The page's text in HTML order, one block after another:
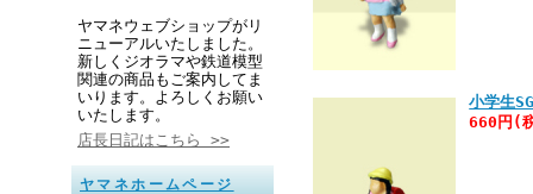
ヤマネウェブショップがリ
ニューアルいたしました。
新しくジオラマや鉄道模型
関連の商品もご案内してま
いります。よろしくお願い
いたします。
店長日記はこちら >>
ヤマネホームページ
小学生
660円(